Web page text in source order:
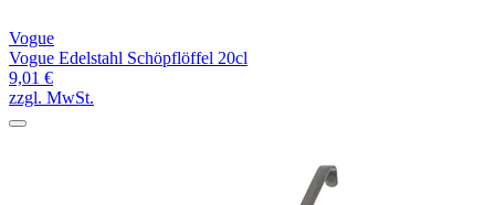
Vogue
Vogue Edelstahl Schöpflöffel 20cl
9,01 €
zzgl. MwSt.